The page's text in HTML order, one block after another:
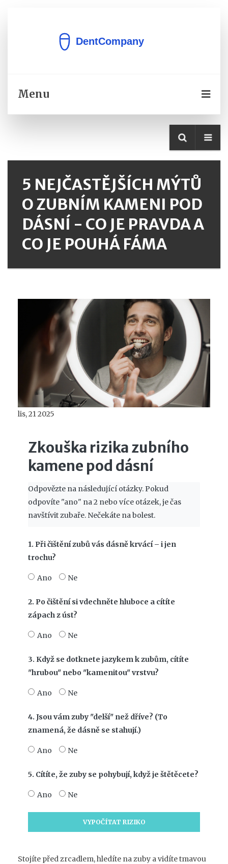
Menu
5 NEJČASTĚJŠÍCH MÝTŮ
O ZUBNÍM KAMENI POD
DÁSNÍ - CO JE PRAVDA A
CO JE POUHÁ FÁMA
lis, 21 2025
Zkouška rizika zubního
kamene pod dásní
Odpovězte na následující otázky. Pokud
odpovíte "ano" na 2 nebo více otázek, je čas
navštívit zubaře. Nečekáte na bolest.
1. Při čištění zubů vás dásně krvácí – i jen
trochu?
Ano Ne
2. Po čištění si vdechněte hluboce a cítíte
zápach z úst?
Ano Ne
3. Když se dotknete jazykem k zubům, cítíte
"hrubou" nebo "kamenitou" vrstvu?
Ano Ne
4. Jsou vám zuby "delší" než dříve? (To
znamená, že dásně se stahují.)
Ano Ne
5. Cítíte, že zuby se pohybují, když je štětěcete?
Ano Ne
VYPOČÍTAT RIZIKO
Stojíte před zrcadlem, hledíte na zuby a vidíte tmavou